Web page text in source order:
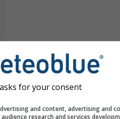
asks for your consent
and content, advertising and
research and services